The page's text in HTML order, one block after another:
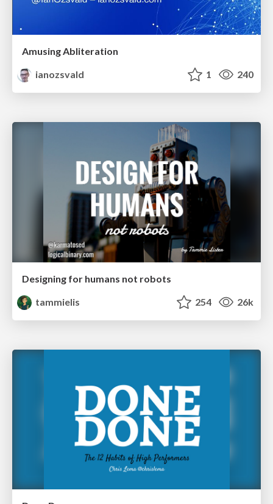
Amusing Abliteration
ianozsvald
1 240
Designing for humans not robots
tammielis
254 26k